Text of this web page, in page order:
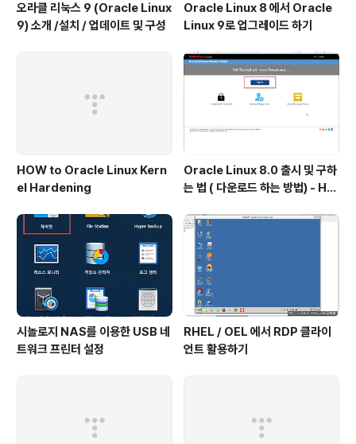
오라클 리눅스 9 (Oracle Linux
9) 소개 /설치 / 업데이트 및 구성
Oracle Linux 8 에서 Oracle
Linux 9로 업그레이드 하기
HOW to Oracle Linux Kern
el Hardening
Oracle Linux 8.0 출시 및 구하
는 법 ( 다운로드 하는 방법) - Ho
시놀로지 NAS를 이용한 USB 네
트워크 프린터 설정
RHEL / OEL 에서 RDP 클라이
언트 활용하기